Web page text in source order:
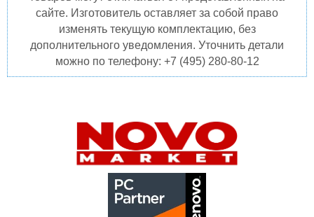
сайте. Изготовитель оставляет за собой право
изменять текущую комплектацию, без
дополнительного уведомления. Уточнить детали
можно по телефону: +7 (495) 280-80-12